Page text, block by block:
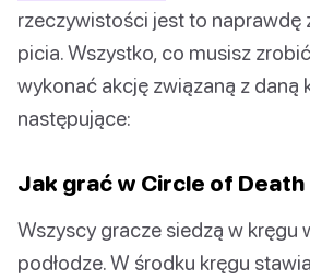
rzeczywistości jest to naprawdę
picia. Wszystko, co musisz
wykonać akcję związaną z daną
następujące:
Jak grać w Circle of Death
Wszyscy gracze siedzą w kręgu
podłodze. W środku kręgu